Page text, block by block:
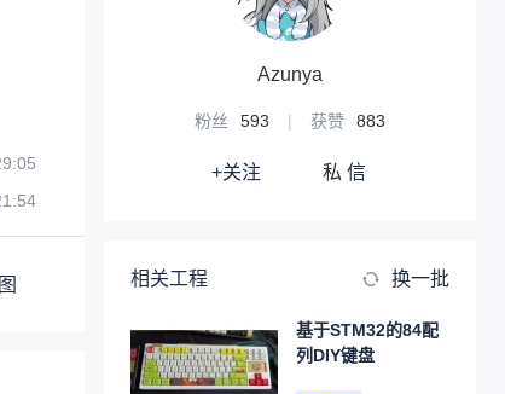
Azunya
粉丝 593 | 获赞 883
+关注 私 信
相关工程 换一批
基于STM32的84配
列DIY键盘